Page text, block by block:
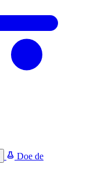
Doe de